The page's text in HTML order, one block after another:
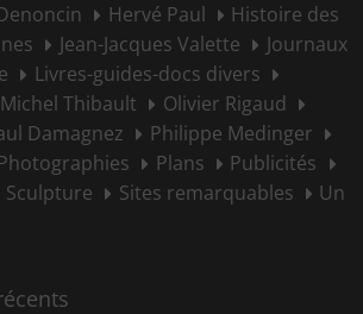
Hervé Paul
Histoire des
Jean-Jacques Valette
Journaux
Livres-guides-docs divers
Michel Thibault
Olivier Rigaud
Damagnez
Philippe Medinger
Photographies Plans
Publicités
Sculpture Sites remarquables
Un